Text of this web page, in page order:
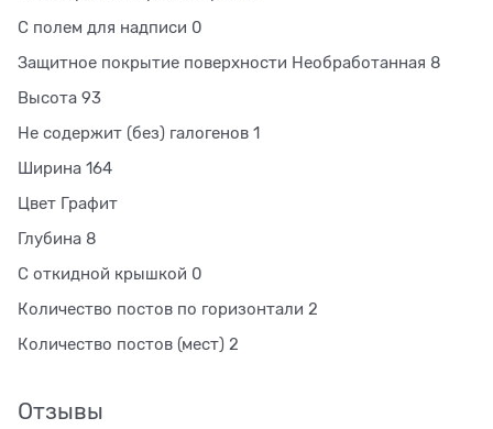
С полем для надписи 0
Защитное покрытие поверхности Необработанная 8
Высота 93
Не содержит (без) галогенов 1
Ширина 164
Цвет Графит
Глубина 8
С откидной крышкой 0
Количество постов по горизонтали 2
Количество постов (мест) 2
Отзывы